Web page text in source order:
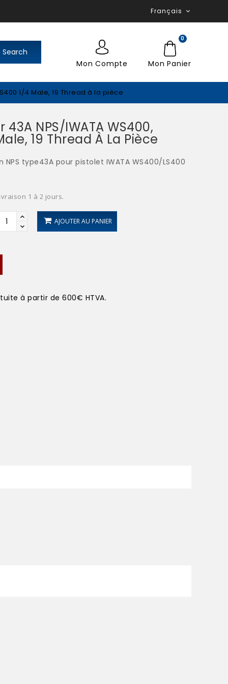
Français
Mon Panier
0
Mon Compte
Search
1/4 Male, 19 Thread à la pièce
NPS/IWATA WS400,
19 Thread À La Pièce
type43A pour pistolet IWATA WS400/LS400
1 à 2 jours.
AJOUTER AU PANIER
à partir de 600€ HTVA.